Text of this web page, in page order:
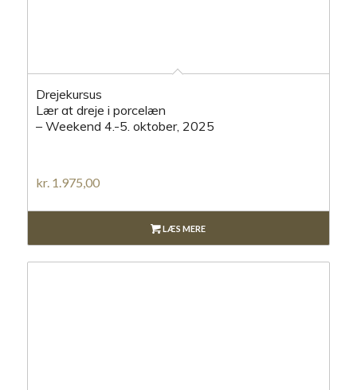
Drejekursus
Lær at dreje i porcelæn
– Weekend 4.-5. oktober, 2025
kr. 1.975,00
LÆS MERE